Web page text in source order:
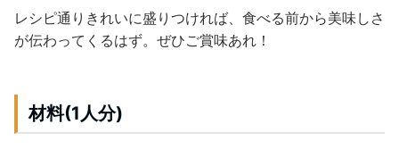
レシピ通りきれいに盛りつければ、食べる前から美味しさ
が伝わってくるはず。ぜひご賞味あれ！
材料(1人分)